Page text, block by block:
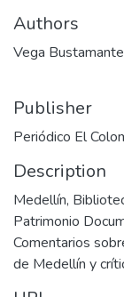
Authors
Vega
Publisher
Periódico El
Description
Medellín,
Patrimonio
Comentarios
de Medellín y